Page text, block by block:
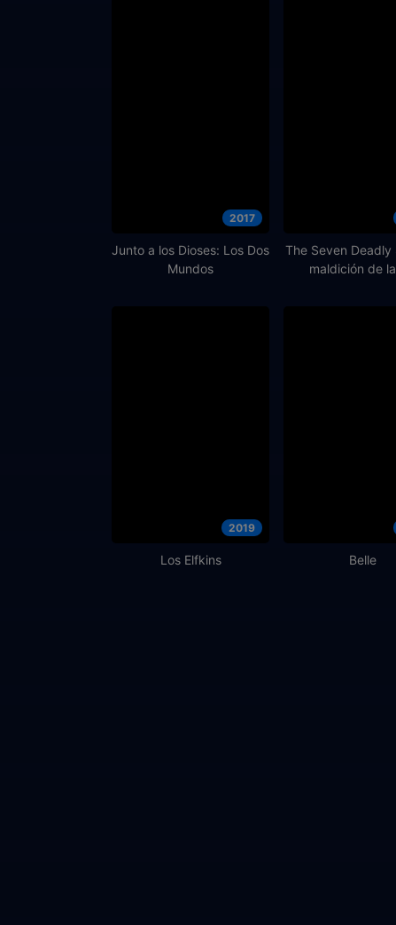
2017
Junto a los Dioses: Los Dos
Mundos
The Seven Deadly
maldición de
2019
Los Elfkins Belle